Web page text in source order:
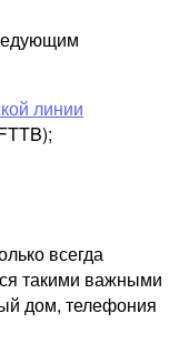
линии
всегда
такими важными
дом, телефония